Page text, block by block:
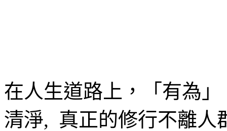
在人生道路上，「有為
清淨, 真正的修行不離人